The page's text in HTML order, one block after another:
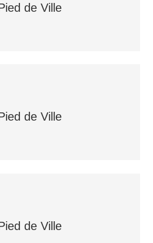
de Ville
de Ville
de Ville